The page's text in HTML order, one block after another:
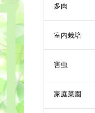
多肉
室内栽培
害虫
家庭菜園